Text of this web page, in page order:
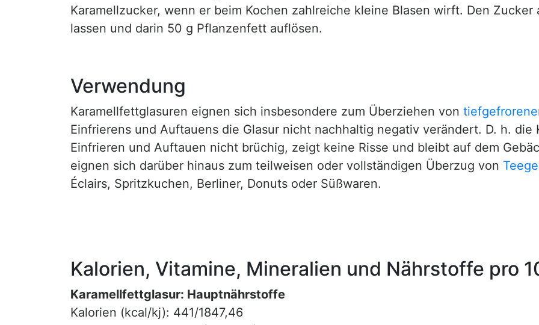
Karamellzucker, wenn er beim Kochen zahlreiche kleine Blasen wirft. Den
lassen und darin 50 g Pflanzenfett auflösen.
Verwendung
Karamellfettglasuren eignen sich insbesondere zum Überziehen von
Einfrierens und Auftauens die Glasur nicht nachhaltig negativ verändert. D. h. die
Einfrieren und Auftauen nicht brüchig, zeigt keine Risse und bleibt auf dem
eignen sich darüber hinaus zum teilweisen oder vollständigen Überzug von
Éclairs, Spritzkuchen, Berliner, Donuts oder Süßwaren.
Kalorien, Vitamine, Mineralien und Nährstoffe pro
Karamellfettglasur: Hauptnährstoffe
Kalorien (kcal/kj): 441/1847,46